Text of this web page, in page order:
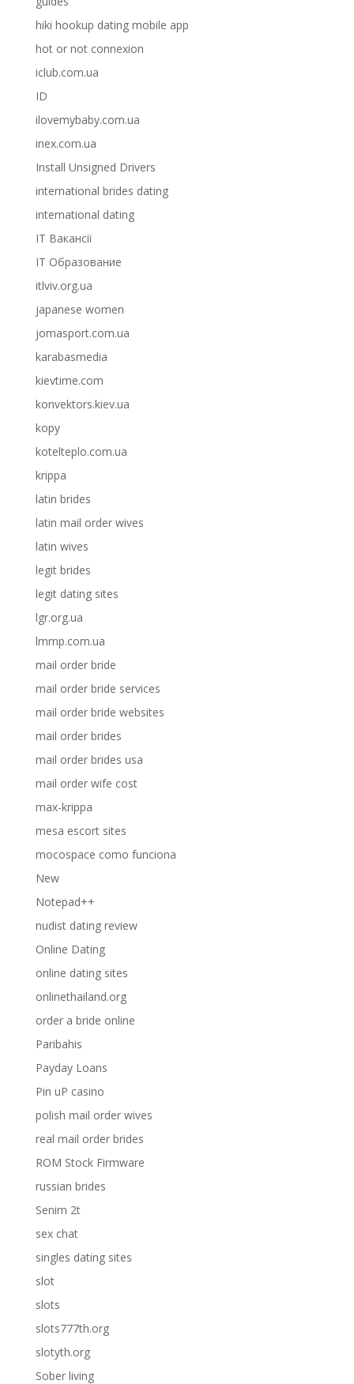
hiki hookup dating mobile app
hot or not connexion
iclub.com.ua
ID
ilovemybaby.com.ua
inex.com.ua
Install Unsigned Drivers
international brides dating
international dating
IT Вакансії
IT Образование
itlviv.org.ua
japanese women
jomasport.com.ua
karabasmedia
kievtime.com
konvektors.kiev.ua
kopy
kotelteplo.com.ua
krippa
latin brides
latin mail order wives
latin wives
legit brides
legit dating sites
lgr.org.ua
lmmp.com.ua
mail order bride
mail order bride services
mail order bride websites
mail order brides
mail order brides usa
mail order wife cost
max-krippa
mesa escort sites
mocospace como funciona
New
Notepad++
nudist dating review
Online Dating
online dating sites
onlinethailand.org
order a bride online
Paribahis
Payday Loans
Pin uP casino
polish mail order wives
real mail order brides
ROM Stock Firmware
russian brides
Senim 2t
sex chat
singles dating sites
slot
slots
slots777th.org
slotyth.org
Sober living